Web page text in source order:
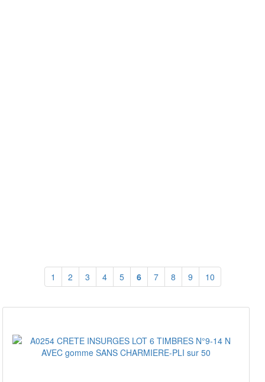
1 2 3 4 5 6 7 8 9 10